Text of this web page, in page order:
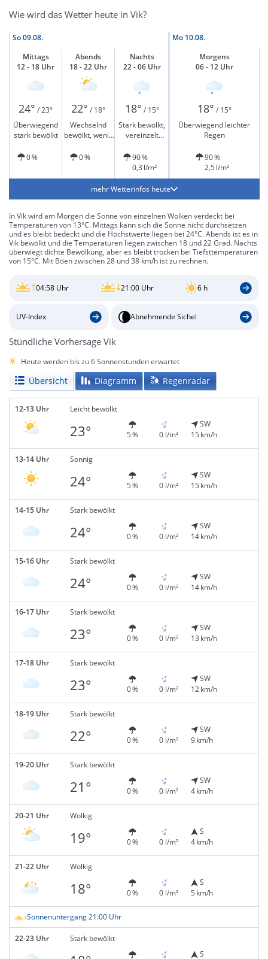
Wie wird das Wetter heute in Vik?
So09.08. Mo 10.08.
Mittags
12 - 18 Uhr
Abends
18 - 22 Uhr
Nachts
22 - 06 Uhr
Morgens
06 - 12 Uhr
24° / 23° 22° / 18° 18° / 15° 18° / 15°
Überwiegend
stark bewölkt
Wechselnd
bewölkt, wenig
Stark bewölkt,
vereinzelt
Überwiegend leichter
Regen
0 % 0 %
90 %
0,3 l/m²
90 %
2,5 l/m²
mehr Wetterinfos heute
In Vik wird am Morgen die Sonne von einzelnen Wolken verdeckt bei
Temperaturen von 13°C. Mittags kann sich die Sonne nicht durchsetzen
und es bleibt bedeckt und die Höchstwerte liegen bei 24°C. Abends ist es in
Vik bewölkt und die Temperaturen liegen zwischen 18 und 22 Grad. Nachts
überwiegt dichte Bewölkung, aber es bleibt trocken bei Tiefsttemperaturen
von 15°C. Mit Böen zwischen 28 und 38 km/h ist zu rechnen.
04:58 Uhr 21:00 Uhr 6 h
UV-Index Abnehmende Sichel
Stündliche Vorhersage Vik
Heute werden bis zu 6 Sonnenstunden erwartet
Übersicht Diagramm Regenradar
12-13 Uhr Leicht bewölkt
23° 5 % 0 l/m²
SW
15 km/h
13-14 Uhr Sonnig
24° 5 % 0 l/m²
SW
15 km/h
14-15 Uhr Stark bewölkt
24° 0 % 0 l/m²
SW
14 km/h
15-16 Uhr Stark bewölkt
24° 0 % 0 l/m²
SW
14 km/h
16-17 Uhr Stark bewölkt
23° 0 % 0 l/m²
SW
13 km/h
17-18 Uhr Stark bewölkt
23° 0 % 0 l/m²
SW
12 km/h
18-19 Uhr Stark bewölkt
22° 0 % 0 l/m²
SW
9 km/h
19-20 Uhr Stark bewölkt
21° 0 % 0 l/m²
SW
4 km/h
20-21 Uhr Wolkig
19° 0 % 0 l/m²
S
4 km/h
21-22 Uhr Wolkig
18° 0 % 0 l/m²
S
5 km/h
Sonnenuntergang 21:00 Uhr
22-23 Uhr Stark bewölkt
S